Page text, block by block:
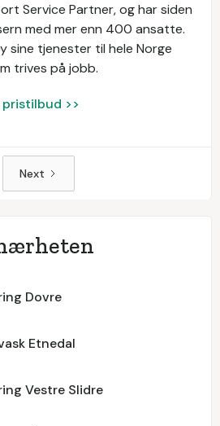
Service Partner, og har siden
med mer enn 400 ansatte.
sine tjenester til hele Norge
trives på jobb.
pristilbud >>
Next
Dovre
Etnedal
Vestre Slidre